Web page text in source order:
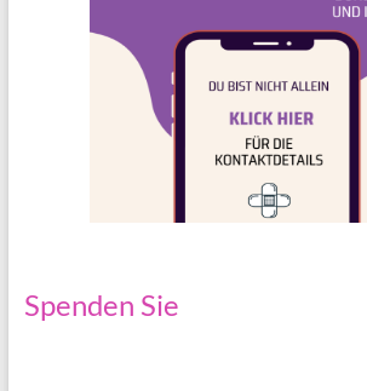
Spenden Sie